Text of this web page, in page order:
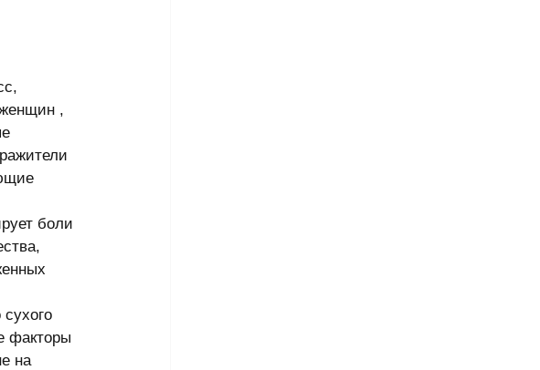
,
боли
факторы
на